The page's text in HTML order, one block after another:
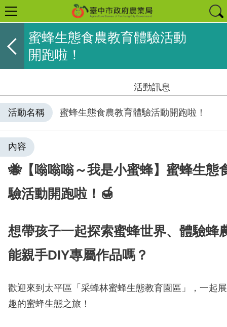
蜜蜂生態食農教育體驗活動
開跑啦！
活動訊息
活動名稱 蜜蜂生態食農教育體驗活動開跑啦！
內容
🐝【嗡嗡嗡～我是小蜜蜂】蜜蜂生態
驗活動開跑啦！🍯
想帶孩子一起探索蜜蜂世界、體驗蜂
能親手DIY專屬作品嗎？
歡迎來到太平區「采蜂林蜜蜂生態教育園區」，一起
趣的蜜蜂生態之旅！